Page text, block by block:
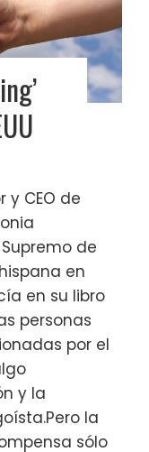
y CEO de
de
en
en su libro
personas
por el
y la
la
sólo